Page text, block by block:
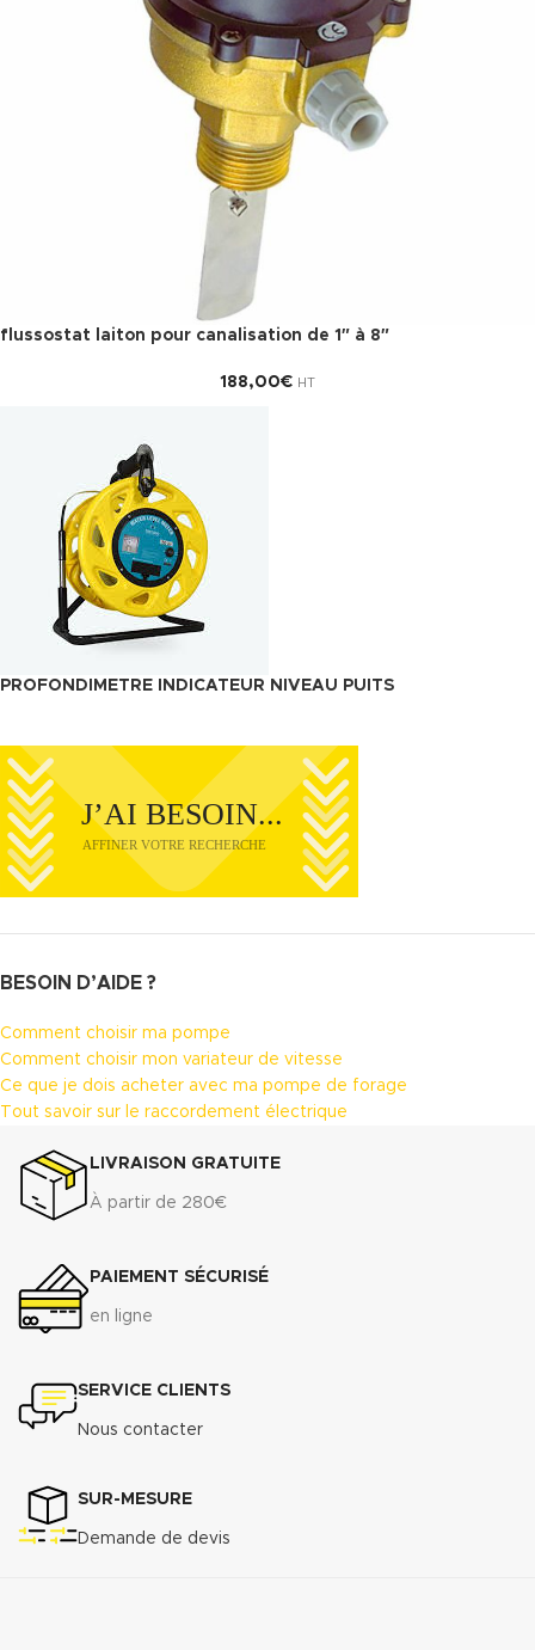
BESOIN D’AIDE ?
Comment choisir ma pompe
Comment choisir mon variateur de vitesse
Ce que je dois acheter avec ma pompe de forage
Tout savoir sur le raccordement électrique
flussostat laiton pour canalisation de 1″ à 8″
188,00€ HT
PROFONDIMETRE INDICATEUR NIVEAU PUITS
LIVRAISON GRATUITE
À partir de 280€
PAIEMENT SÉCURISÉ
en ligne
SERVICE CLIENTS
Nous contacter
SUR-MESURE
Demande de devis